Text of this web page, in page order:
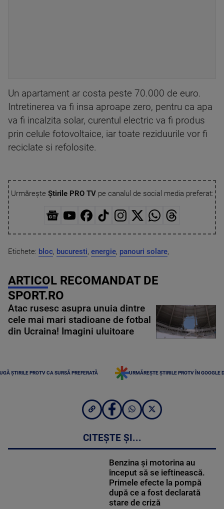
Un apartament ar costa peste 70.000 de euro.
Intretinerea va fi insa aproape zero, pentru ca apa
va fi incalzita solar, curentul electric va fi produs
prin celule fotovoltaice, iar toate reziduurile vor fi
reciclate si refolosite.
Urmărește Știrile PRO TVpe canalul de social media preferat:
Etichete: bloc, bucuresti, energie, panouri solare,
ARTICOL RECOMANDAT DE
SPORT.RO
Atac rusesc asupra unuia dintre
cele mai mari stadioane de fotbal
din Ucraina! Imagini uluitoare
ȘTIRILE PROTV CA SURSĂ PREFERATĂ URMĂREȘTE ȘTIRILE PROTV ÎN GOOGLE
CITEȘTE ȘI...
Benzina și motorina au
început să se ieftinească.
Primele efecte la pompă
după ce a fost declarată
stare de criză